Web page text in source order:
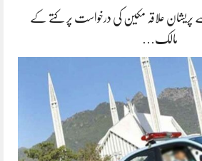
علاقہ مکین کی درخواست پر کتے کے
مالک…